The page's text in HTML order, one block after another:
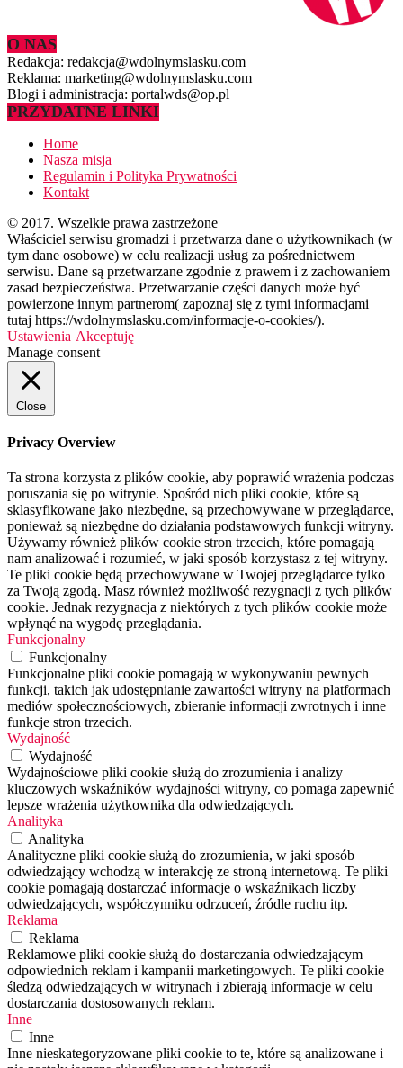
O NAS
Redakcja: redakcja@wdolnymslasku.com
Reklama: marketing@wdolnymslasku.com
Blogi i administracja: portalwds@op.pl
PRZYDATNE LINKI
Home
Nasza misja
Regulamin i Polityka Prywatności
Kontakt
© 2017. Wszelkie prawa zastrzeżone
Właściciel serwisu gromadzi i przetwarza dane o użytkownikach (w
tym dane osobowe) w celu realizacji usług za pośrednictwem
serwisu. Dane są przetwarzane zgodnie z prawem i z zachowaniem
zasad bezpieczeństwa. Przetwarzanie części danych może być
powierzone innym partnerom( zapoznaj się z tymi informacjami
tutaj https://wdolnymslasku.com/informacje-o-cookies/).
Ustawienia Akceptuję
Manage consent
Close
Privacy Overview
Ta strona korzysta z plików cookie, aby poprawić wrażenia podczas
poruszania się po witrynie. Spośród nich pliki cookie, które są
sklasyfikowane jako niezbędne, są przechowywane w przeglądarce,
ponieważ są niezbędne do działania podstawowych funkcji witryny.
Używamy również plików cookie stron trzecich, które pomagają
nam analizować i rozumieć, w jaki sposób korzystasz z tej witryny.
Te pliki cookie będą przechowywane w Twojej przeglądarce tylko
za Twoją zgodą. Masz również możliwość rezygnacji z tych plików
cookie. Jednak rezygnacja z niektórych z tych plików cookie może
wpłynąć na wygodę przeglądania.
Funkcjonalny
Funkcjonalny
Funkcjonalne pliki cookie pomagają w wykonywaniu pewnych
funkcji, takich jak udostępnianie zawartości witryny na platformach
mediów społecznościowych, zbieranie informacji zwrotnych i inne
funkcje stron trzecich.
Wydajność
Wydajność
Wydajnościowe pliki cookie służą do zrozumienia i analizy
kluczowych wskaźników wydajności witryny, co pomaga zapewnić
lepsze wrażenia użytkownika dla odwiedzających.
Analityka
Analityka
Analityczne pliki cookie służą do zrozumienia, w jaki sposób
odwiedzający wchodzą w interakcję ze stroną internetową. Te pliki
cookie pomagają dostarczać informacje o wskaźnikach liczby
odwiedzających, współczynniku odrzuceń, źródle ruchu itp.
Reklama
Reklama
Reklamowe pliki cookie służą do dostarczania odwiedzającym
odpowiednich reklam i kampanii marketingowych. Te pliki cookie
śledzą odwiedzających w witrynach i zbierają informacje w celu
dostarczania dostosowanych reklam.
Inne
Inne
Inne nieskategoryzowane pliki cookie to te, które są analizowane i